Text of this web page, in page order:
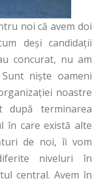
noi că avem doi
deși candidații
concurat, nu am
niște oameni
noastre
după terminarea
în care există alte
de noi, îi vom
niveluri în
central. Avem în